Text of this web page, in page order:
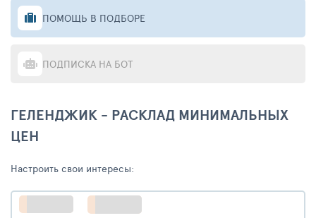
ПОМОЩЬ В ПОДБОРЕ
ПОДПИСКА НА БОТ
ГЕЛЕНДЖИК - РАСКЛАД МИНИМАЛЬНЫХ
ЦЕН
Настроить свои интересы: